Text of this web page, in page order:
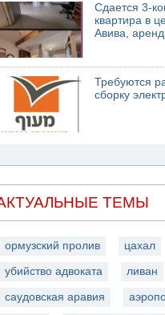
Сдается 3-
квартира в
Авива,
Требуются
сборку
ТЕМЫ
ормузский пролив цахал
убийство адвоката ливан
саудовская аравия